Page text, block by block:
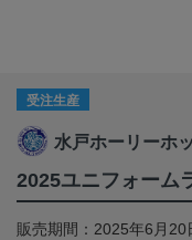
受注生産
水戸ホーリーホ
2025ユニフォーム
販売期間：2025年6月